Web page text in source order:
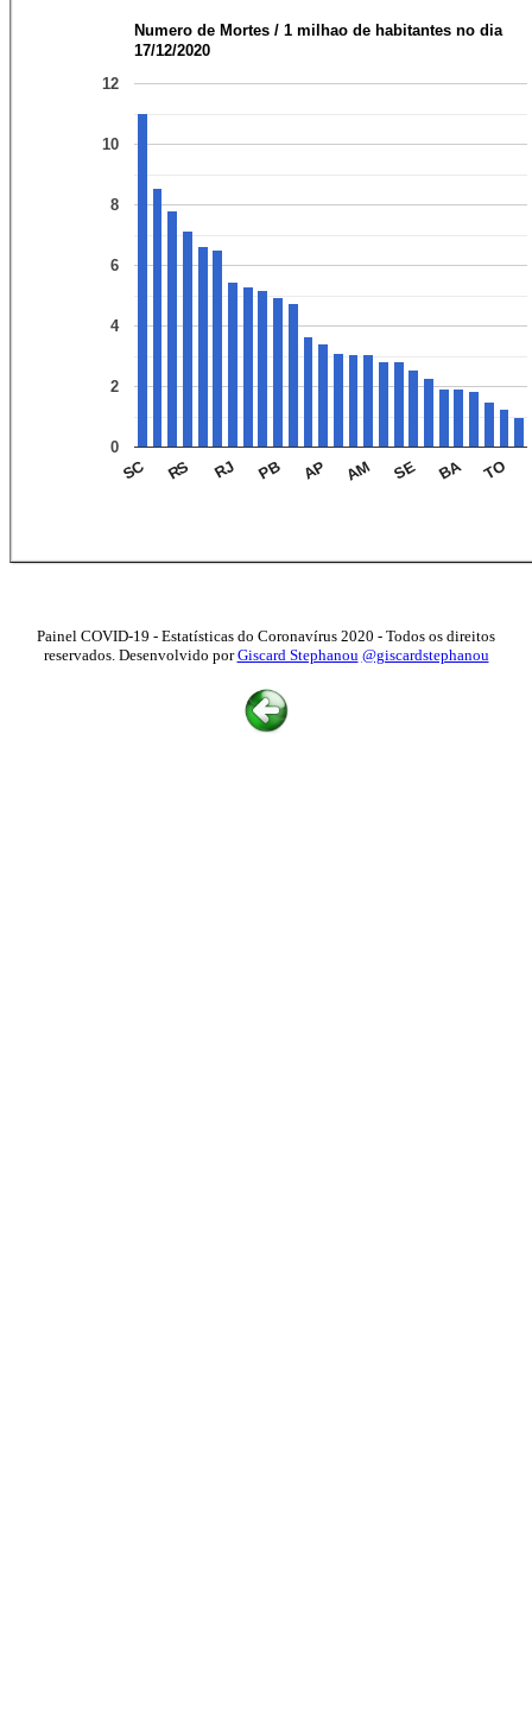
Numero de Mortes / 1 milhao de habitantes no dia
17/12/2020
SC RS RJ PB AP AM SE BA TO
0
2
4
6
8
10
12
Painel COVID-19 - Estatísticas do Coronavírus 2020 - Todos os direitos
reservados. Desenvolvido porGiscard Stephanou @giscardstephanou